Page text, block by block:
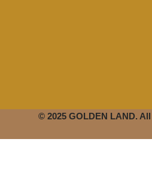
© 2025 GOLDEN LAND.